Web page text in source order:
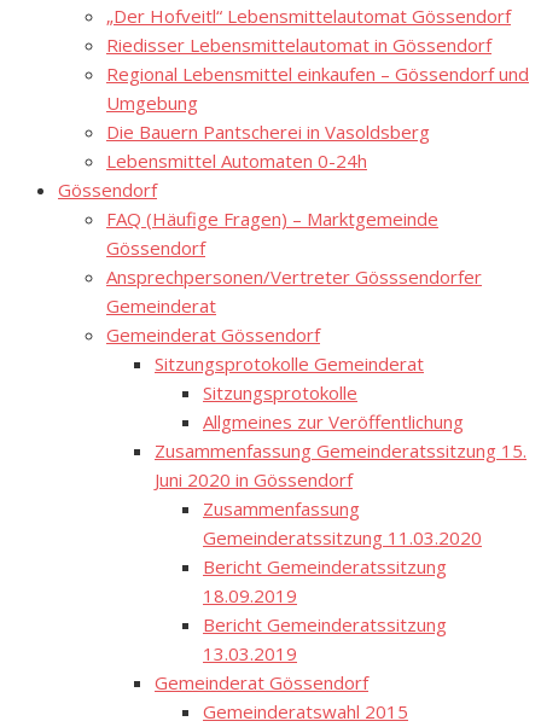
„Der Hofveitl“ Lebensmittelautomat Gössendorf
Riedisser Lebensmittelautomat in Gössendorf
Regional Lebensmittel einkaufen – Gössendorf und
Umgebung
Die Bauern Pantscherei in Vasoldsberg
Lebensmittel Automaten 0-24h
Gössendorf
FAQ (Häufige Fragen) – Marktgemeinde
Gössendorf
Ansprechpersonen/Vertreter Gösssendorfer
Gemeinderat
Gemeinderat Gössendorf
Sitzungsprotokolle Gemeinderat
Sitzungsprotokolle
Allgmeines zur Veröffentlichung
Zusammenfassung Gemeinderatssitzung 15.
Juni 2020 in Gössendorf
Zusammenfassung
Gemeinderatssitzung 11.03.2020
Bericht Gemeinderatssitzung
18.09.2019
Bericht Gemeinderatssitzung
13.03.2019
Gemeinderat Gössendorf
Gemeinderatswahl 2015